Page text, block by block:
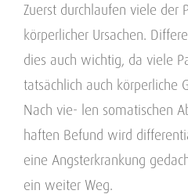
Zuerst durchlaufen viele der
körperlicher Ursachen.
dies auch wichtig, da viele
tatsächlich auch körperliche
Nach vie- len somatischen
haften Befund wird
eine Angsterkrankung
ein weiter Weg.